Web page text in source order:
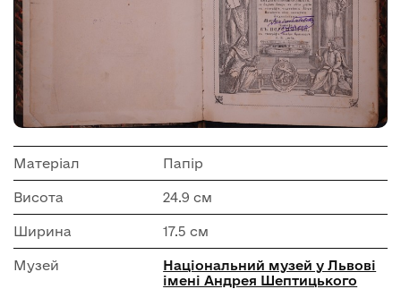
Матеріал Папір
Висота 24.9 см
Ширина 17.5 см
Музей
Національний музей у Львові
імені Андрея Шептицького